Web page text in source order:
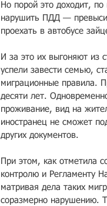
Но порой это доходит,
на­рушить ПДД —
проехать в автобусе
И за это их выгоняют из
успели завести семью,
миграционные правила.
десяти лет.
прожив­ание, вид на
иностранец не сможет
других докум­ентов.
При этом, как отмети­ла
контролю и Регламе­нту
матривая дела таких
соразмерно нарушени­ю.